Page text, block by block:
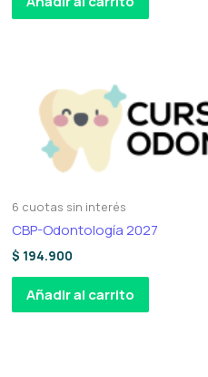
6 cuotas sin interés
CBP-Odontología 2027
$ 194.900
Añadir al carrito